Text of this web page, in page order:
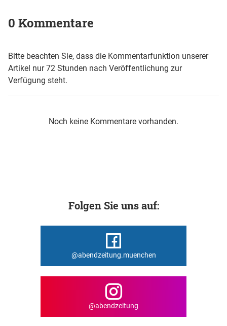
0 Kommentare
Bitte beachten Sie, dass die Kommentarfunktion unserer
Artikel nur 72 Stunden nach Veröffentlichung zur
Verfügung steht.
Noch keine Kommentare vorhanden.
Folgen Sie uns auf:
@abendzeitung.muenchen
@abendzeitung